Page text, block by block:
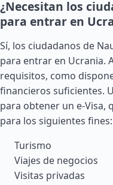
¿Necesitan los
para entrar en
Sí, los ciudadanos de
para entrar en Ucrania.
requisitos, como
financieros suficientes.
para obtener un e-Visa,
para los siguientes fines:
Turismo
Viajes de negocios
Visitas privadas